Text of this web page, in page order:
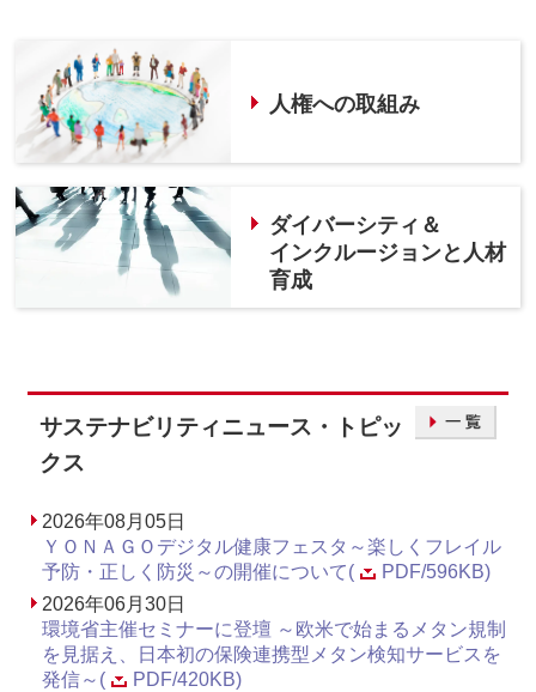
人権への取組み
ダイバーシティ＆
インクルージョンと人材
育成
サステナビリティニュース・トピッ
クス
2026年08月05日
ＹＯＮＡＧＯデジタル健康フェスタ～楽しくフレイル
予防・正しく防災～の開催について(
PDF/596KB)
2026年06月30日
環境省主催セミナーに登壇 ～欧米で始まるメタン規制
を見据え、日本初の保険連携型メタン検知サービスを
発信～(
PDF/420KB)